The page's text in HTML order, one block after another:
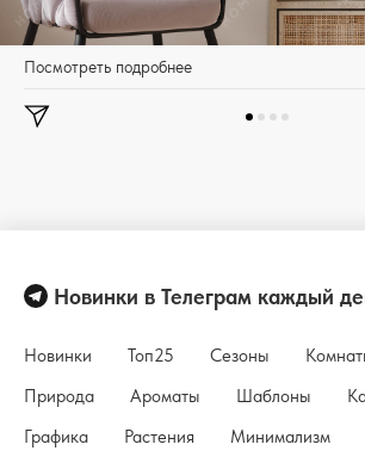
Посмотреть подробнее
Новинки в Телеграм каждый
Новинки Топ25 Сезоны
Природа
Ароматы Шаблоны
Графика
Растения Минимализм